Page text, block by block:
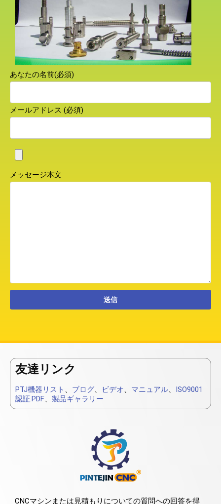
あなたの名前(必須)
メールアドレス (必須)
メッセージ本文
友達リンク
PTJ機器リスト 、 ブログ、 ビデオ、 マニュアル、 ISO9001
認証.PDF、 製品ギャラリー
CNCマシンまたは見積もりについての質問への回答を得